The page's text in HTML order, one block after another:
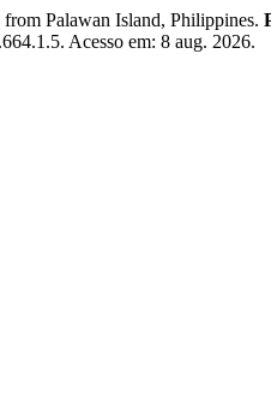
from Palawan Island, Philippines.
Acesso em: 8 aug. 2026.